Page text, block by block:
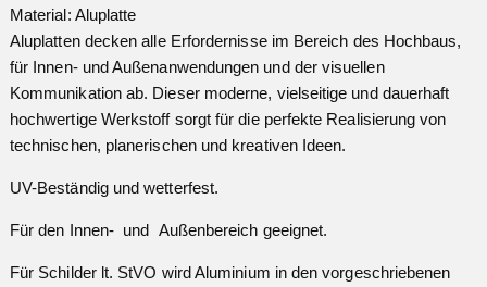
Material: Aluplatte
Aluplatten decken alle Erfordernisse im Bereich des Hochbaus,
für Innen- und Außenanwendungen und der visuellen
Kommunikation ab. Dieser moderne, vielseitige und dauerhaft
hochwertige Werkstoff sorgt für die perfekte Realisierung von
technischen, planerischen und kreativen Ideen.
UV-Beständig und wetterfest.
Für den Innen- und Außenbereich geeignet.
Für Schilder lt. StVO wird Aluminium in den vorgeschriebenen